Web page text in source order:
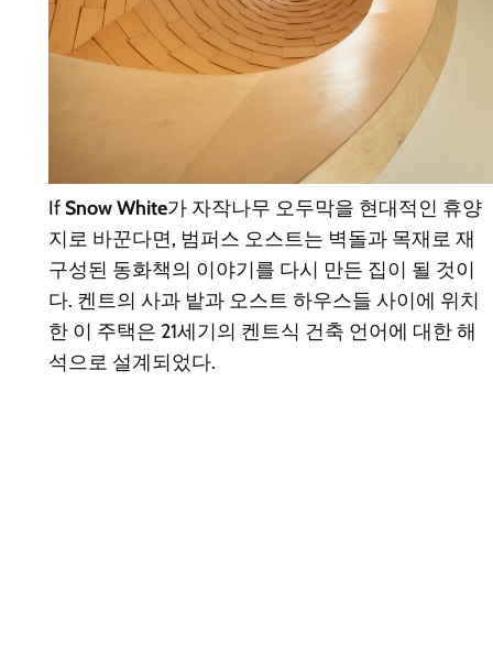
IfSnow White가 자작나무 오두막을 현대적인 휴양
지로 바꾼다면, 범퍼스 오스트는 벽돌과 목재로 재
구성된 동화책의 이야기를 다시 만든 집이 될 것이
다. 켄트의 사과 밭과 오스트 하우스들 사이에 위치
한 이 주택은 21세기의 켄트식 건축 언어에 대한 해
석으로 설계되었다.